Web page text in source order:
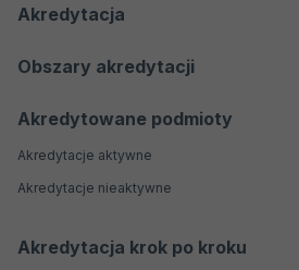
Menu
nawigacyjne
Menu
Główne
Akredytacja
Dla przemysłu i biznesu
Dla konsumentów
Badania biegłości
Obszary akredytacji
Jednostki certyfikujące
Jednostki inspekcyjne
Akredytowane podmioty
Akredytacje aktywne
Akredytacje nieaktywne
Akredytacja krok po kroku